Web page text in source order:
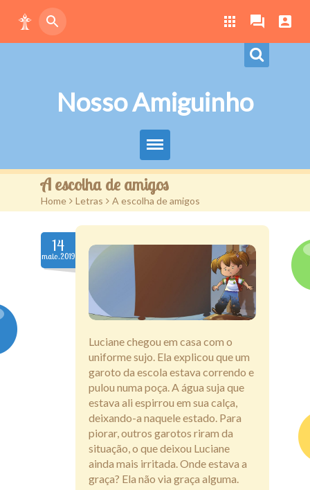
Nosso Amiguinho
Eduque Brincando
Letras
Downloads
Atividades
Assine
A escolha de amigos
Home > Letras > A escolha de amigos
14
maio.2019
Luciane chegou em casa com o
uniforme sujo. Ela explicou que um
garoto da escola estava correndo e
pulou numa poça. A água suja que
estava ali espirrou em sua calça,
deixando-a naquele estado. Para
piorar, outros garotos riram da
situação, o que deixou Luciane
ainda mais irritada. Onde estava a
graça? Ela não via graça alguma.